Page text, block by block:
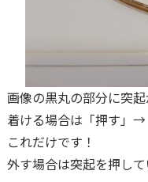
画像の黒丸の部分に突
着ける場合は「押す」→
これだけです！
外す場合は突起を押し